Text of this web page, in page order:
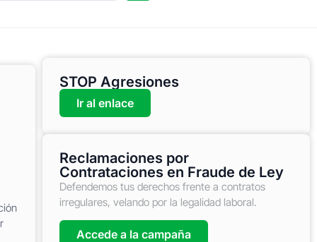
STOP Agresiones
Ir al enlace
Reclamaciones por
Contrataciones en Fraude de Ley
Defendemos tus derechos frente a contratos
irregulares, velando por la legalidad laboral.
Accede a la campaña